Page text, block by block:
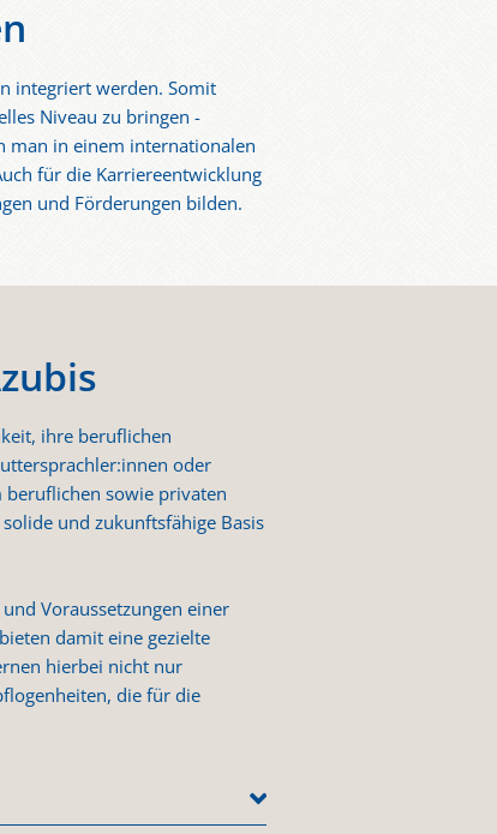
integriert werden. Somit
Niveau zu bringen -
man in einem internationalen
für die Karriereentwicklung
und Förderungen bilden.
ihre beruflichen
oder
beruflichen sowie privaten
und zukunftsfähige Basis
Voraussetzungen einer
damit eine gezielte
hierbei nicht nur
die für die